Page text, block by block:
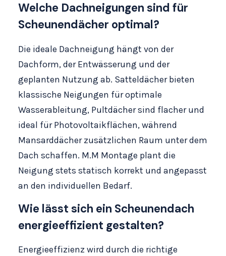
Welche Dachneigungen sind für
Scheunendächer optimal?
Die ideale Dachneigung hängt von der
Dachform, der Entwässerung und der
geplanten Nutzung ab. Satteldächer bieten
klassische Neigungen für optimale
Wasserableitung, Pultdächer sind flacher und
ideal für Photovoltaikflächen, während
Mansarddächer zusätzlichen Raum unter dem
Dach schaffen. M.M Montage plant die
Neigung stets statisch korrekt und angepasst
an den individuellen Bedarf.
Wie lässt sich ein Scheunendach
energieeffizient gestalten?
Energieeffizienz wird durch die richtige